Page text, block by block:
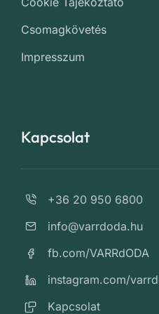
Csomagkövetés
Impresszum
Kapcsolat
+36 20 950 6800
info@varrdoda.hu
fb.com/VARRdODA
instagram.com/
Kapcsolat